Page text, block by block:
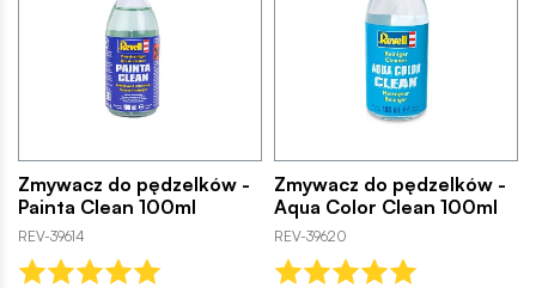
Zmywacz do pędzelków -
Painta Clean 100ml
REV-39614
Zmywacz do pędzelków -
Aqua Color Clean 100ml
REV-39620